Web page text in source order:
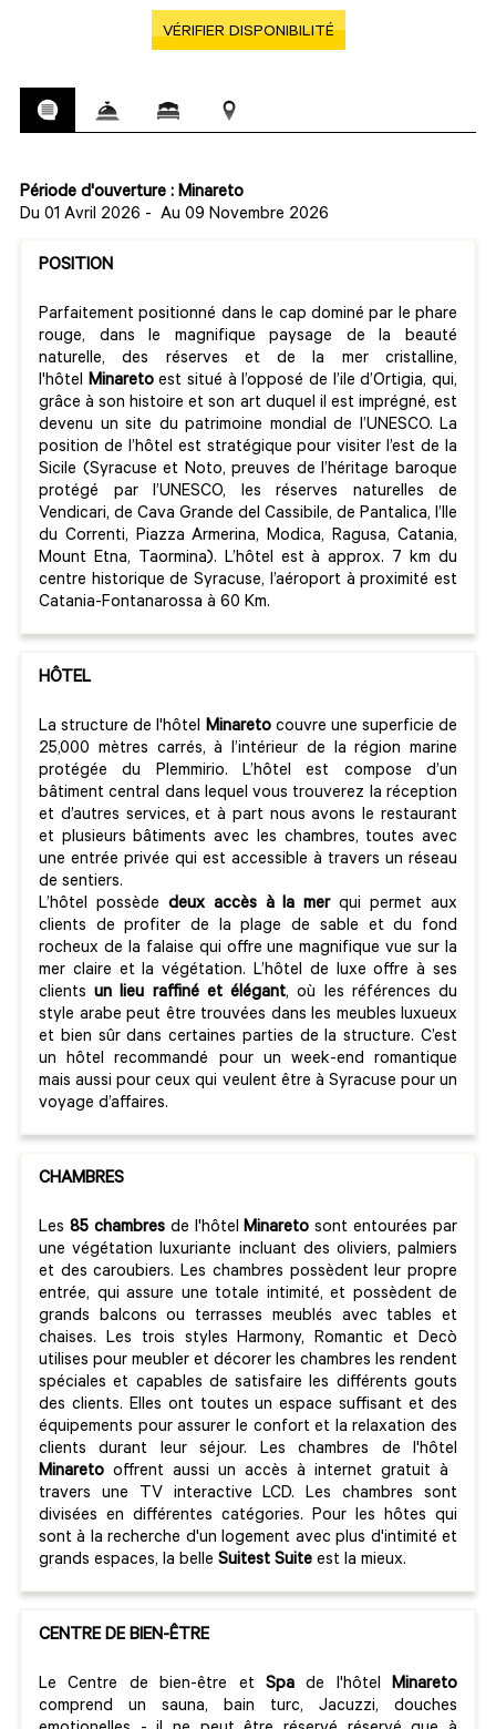
VÉRIFIER DISPONIBILITÉ
Période d'ouverture : Minareto
Du 01 Avril 2026 - Au 09 Novembre 2026
POSITION
Parfaitement positionné dans le cap dominé par le phare
rouge, dans le magnifique paysage de la beauté
naturelle, des réserves et de la mer cristalline,
l'hôtel Minaretoest situé à l’opposé de l’ile d’Ortigia, qui,
grâce à son histoire et son art duquel il est imprégné, est
devenu un site du patrimoine mondial de l’UNESCO. La
position de l’hôtel est stratégique pour visiter l’est de la
Sicile (Syracuse et Noto, preuves de l’héritage baroque
protégé par l’UNESCO, les réserves naturelles de
Vendicari, de Cava Grande del Cassibile, de Pantalica, l’Ile
du Correnti, Piazza Armerina, Modica, Ragusa, Catania,
Mount Etna, Taormina). L’hôtel est à approx. 7 km du
centre historique de Syracuse, l’aéroport à proximité est
Catania-Fontanarossa à 60 Km.
HÔTEL
La structure de l'hôtel Minaretocouvre une superficie de
25,000 mètres carrés, à l’intérieur de la région marine
protégée du Plemmirio. L’hôtel est compose d’un
bâtiment central dans lequel vous trouverez la réception
et d’autres services, et à part nous avons le restaurant
et plusieurs bâtiments avec les chambres, toutes avec
une entrée privée qui est accessible à travers un réseau
de sentiers.
L’hôtel possède deux accès à la merqui permet aux
clients de profiter de la plage de sable et du fond
rocheux de la falaise qui offre une magnifique vue sur la
mer claire et la végétation. L’hôtel de luxe offre à ses
clientsun lieu raffiné et élégant, où les références du
style arabe peut être trouvées dans les meubles luxueux
et bien sûr dans certaines parties de la structure. C’est
un hôtel recommandé pour un week-end romantique
mais aussi pour ceux qui veulent être à Syracuse pour un
voyage d’affaires.
CHAMBRES
Les 85chambresde l'hôtel Minareto sont entourées par
une végétation luxuriante incluant des oliviers, palmiers
et des caroubiers. Les chambres possèdent leur propre
entrée, qui assure une totale intimité, et possèdent de
grands balcons ou terrasses meublés avec tables et
chaises. Les trois styles Harmony, Romantic et Decò
utilises pour meubler et décorer les chambres les rendent
spéciales et capables de satisfaire les différents gouts
des clients. Elles ont toutes un espace suffisant et des
équipements pour assurer le confort et la relaxation des
clients durant leur séjour. Les chambres de l'hôtel
Minareto offrent aussi un accès à internet gratuit à
travers une TV interactive LCD. Les chambres sont
divisées en différentes catégories. Pour les hôtes qui
sont à la recherche d'un logement avec plus d'intimité et
grands espaces, la belle Suitest Suite est la mieux.
CENTRE DE BIEN-ÊTRE
Le Centre de bien-être etSpade l'hôtel Minareto
comprend un sauna, bain turc, Jacuzzi, douches